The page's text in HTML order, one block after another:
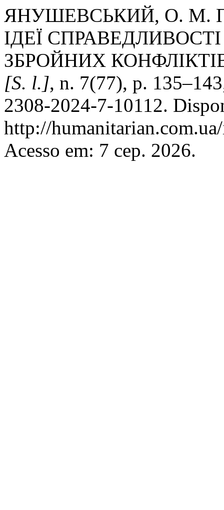
ЯНУШЕВСЬКИЙ, О. М.
ІДЕЇ
ЗБРОЙНИХ
[S. l.], n. 7(77), p.
2308-2024-7-10112.
http://
Acesso em: 7 сер. 2026.